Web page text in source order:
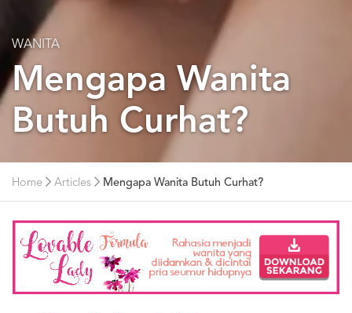
WANITA
Mengapa Wanita
Butuh Curhat?
Home Articles Mengapa Wanita Butuh Curhat?